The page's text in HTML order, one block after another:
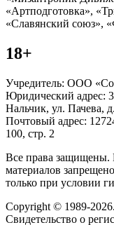
«Артподготовка»,
«Славянский союз»,
18+
Учредитель: ООО
Юридический адрес:
Нальчик, ул. Пачева,
Почтовый адрес:
100, стр. 2
Все права защищены.
материалов
только при условии
Copyright © 1989-
Свидетельство о